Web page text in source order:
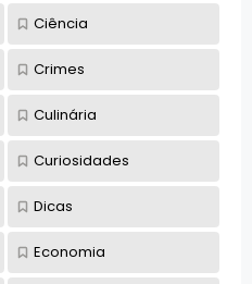
Ciência
Crimes
Culinária
Curiosidades
Dicas
Economia